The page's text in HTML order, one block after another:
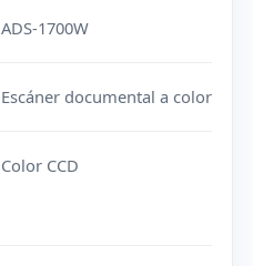
ADS-1700W
Escáner documental a color
Color CCD